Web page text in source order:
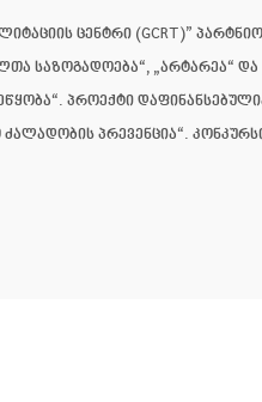
ცენტრი (GCRT)”
საზოგადოება“,
პროექტი
პრევენცია“.